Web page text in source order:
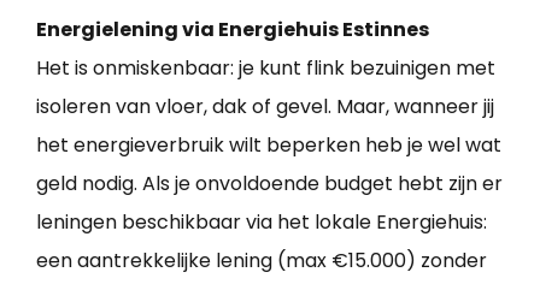
Energielening via Energiehuis Estinnes
Het is onmiskenbaar: je kunt flink bezuinigen met
isoleren van vloer, dak of gevel. Maar, wanneer jij
het energieverbruik wilt beperken heb je wel wat
geld nodig. Als je onvoldoende budget hebt zijn er
leningen beschikbaar via het lokale Energiehuis:
een aantrekkelijke lening (max €15.000) zonder